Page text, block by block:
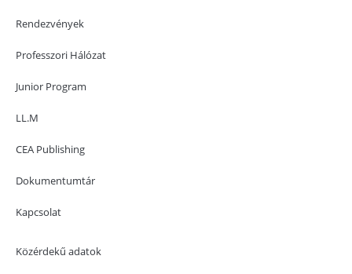
Rendezvények
Professzori Hálózat
Junior Program
LL.M
CEA Publishing
Dokumentumtár
Kapcsolat
Közérdekű adatok